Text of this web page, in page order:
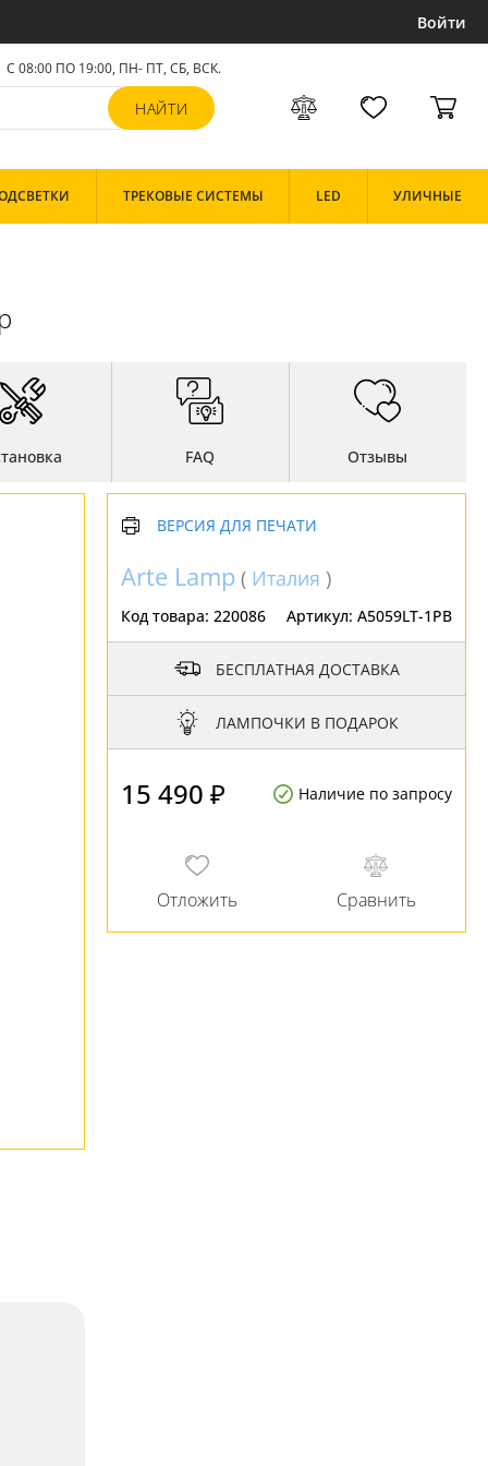
Войти
С 08:00 ПО 19:00, ПН- ПТ,СБ, ВСК.
ТРЕКОВЫЕ СИСТЕМЫ LED УЛИЧНЫЕ
FAQ Отзывы
ВЕРСИЯ ДЛЯ ПЕЧАТИ
Arte Lamp ( Италия )
Код товара: 220086 Артикул: A5059LT-1PB
БЕСПЛАТНАЯ ДОСТАВКА
ЛАМПОЧКИ В ПОДАРОК
15 490 ₽ Наличие по запросу